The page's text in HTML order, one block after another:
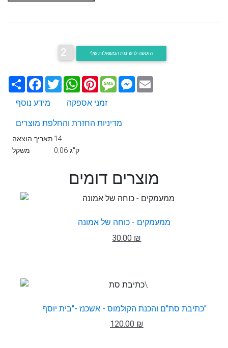
2 הוספה לרשימת המשאלות שלי
שתף Facebook
TwitterWhatsApp
PinterestMessageMessenger
מידע נוסף
זמני אספקה
מדיניות החזרת והחלפת מוצרים
תאריך הוצאה 14
משקל
0.06 ק"ג
מוצרים דומים
ממעמקים - כוחה של אמונה
30.00 ₪
כתיבת סת"ם והכנת הקולמוס - אשכנז -"בית יוסף"
120.00 ₪